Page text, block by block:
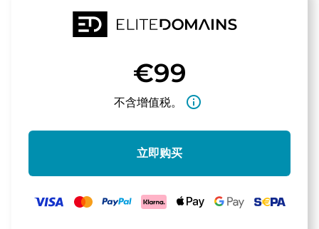
€99
不含增值税。 info_outline
立即购买